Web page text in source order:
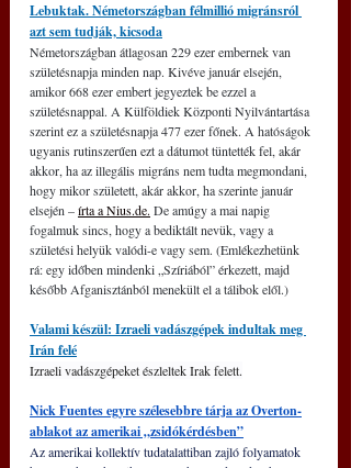
Lebuktak. Németországban félmillió migránsról
azt sem tudják, kicsoda
Németországban átlagosan 229 ezer embernek van
születésnapja minden nap. Kivéve január elsején,
amikor 668 ezer embert jegyeztek be ezzel a
születésnappal. A Külföldiek Központi Nyilvántartása
szerint ez a születésnapja 477 ezer főnek. A hatóságok
ugyanis rutinszerűen ezt a dátumot tüntették fel, akár
akkor, ha az illegális migráns nem tudta megmondani,
hogy mikor született, akár akkor, ha szerinte január
elsején – írta a Nius.de. De amúgy a mai napig
fogalmuk sincs, hogy a bediktált nevük, vagy a
születési helyük valódi-e vagy sem. (Emlékezhetünk
rá: egy időben mindenki „Szíriából” érkezett, majd
később Afganisztánból menekült el a tálibok elől.)
Valami készül: Izraeli vadászgépek indultak meg
Irán felé
Izraeli vadászgépeket észleltek Irak felett.
Nick Fuentes egyre szélesebbre tárja az Overton-
ablakot az amerikai „zsidókérdésben”
Az amerikai kollektív tudatalattiban zajló folyamatok